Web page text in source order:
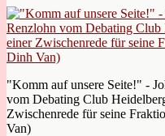
"Komm auf unsere Seite!" -
vom Debating Club
Zwischenrede für seine
Van)